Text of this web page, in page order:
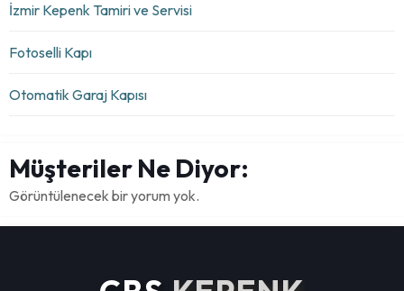
İzmir Kepenk Tamiri ve Servisi
Fotoselli Kapı
Otomatik Garaj Kapısı
Müşteriler Ne Diyor:
Görüntülenecek bir yorum yok.